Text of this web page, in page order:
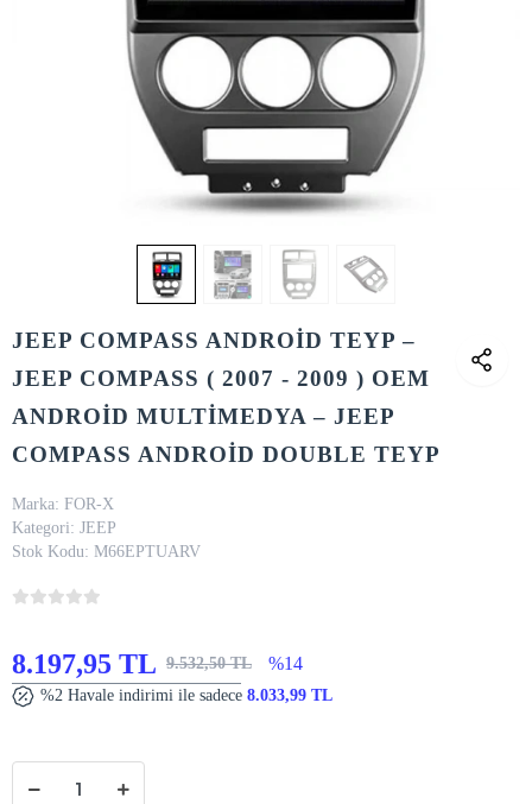
JEEP COMPASS ANDROİD TEYP –
JEEP COMPASS ( 2007 - 2009 ) OEM
ANDROİD MULTİMEDYA – JEEP
COMPASS ANDROİD DOUBLE TEYP
Marka: FOR-X
Kategori: JEEP
Stok Kodu: M66EPTUARV
8.197,95 TL 9.532,50 TL %14
%2 Havale indirimi ile sadece 8.033,99 TL